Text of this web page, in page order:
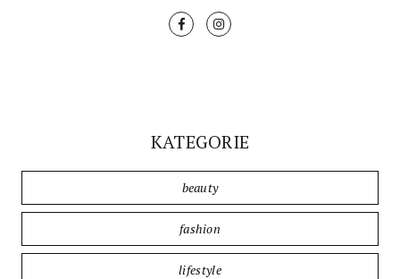
KATEGORIE
beauty
fashion
lifestyle